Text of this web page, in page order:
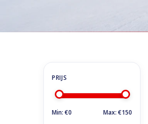
Soles
Min: €0 Max: €150